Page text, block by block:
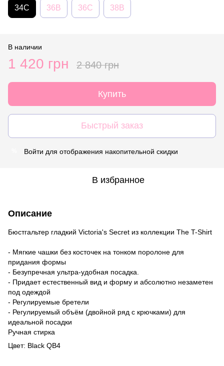
34C 36B 36C 38B
В наличии
1 420 грн 2 840 грн
Купить
Быстрый заказ
Войти для отображения накопительной скидки
В избранное
Описание
Бюстгальтер гладкий Victoria's Secret из коллекции The T-Shirt
- Мягкие чашки без косточек на тонком поролоне для
придания формы
- Безупречная ультра-удобная посадка.
- Придает естественный вид и форму и абсолютно незаметен
под одеждой
- Регулируемые бретели
- Регулируемый объём (двойной ряд с крючками) для
идеальной посадки
Ручная стирка
Цвет: Black QB4